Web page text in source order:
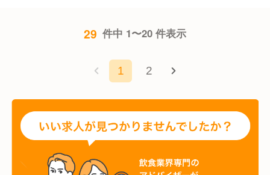
29 件中 1〜20 件表示
1 2